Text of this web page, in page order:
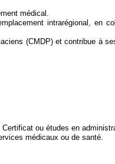
médical.
intrarégional, en
(CMDP) et contribue à
ou études en
médicaux ou de santé.